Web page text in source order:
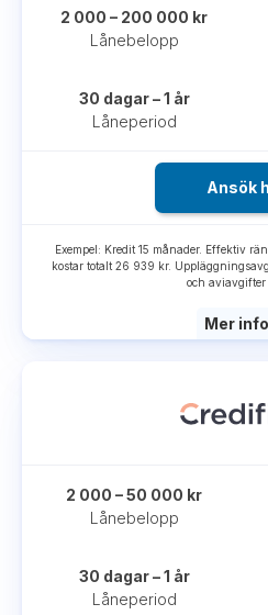
Lånebelopp
2 000 – 200 000 kr
Låneperiod
30 dagar – 1 år
Ansök
Exempel: Kredit 15 månader. Effektiv
kostar totalt 26 939 kr.
och aviavgifter
Mer info
Lånebelopp
2 000 – 50 000 kr
Låneperiod
30 dagar – 1 år